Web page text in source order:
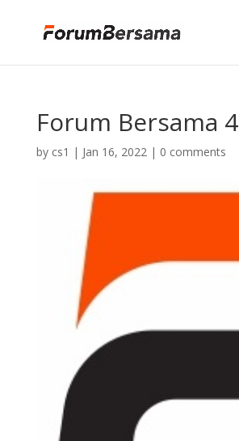
Forum Bersama 4
by cs1 | Jan 16, 2022| 0 comments